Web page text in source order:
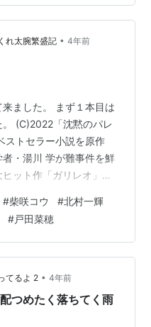
りだと思いますが、気
動画を探してみてくだ
探す無料サイトで探す場
で探す Veohで探す パ
れ太腕繁盛記 • 4年前
ました。 まず１本目は
。 (C)2022「沈黙のパレ
ストセラー小説を原作
・湯川 学が難事件を鮮
ット作「ガリレオ」シ
された。 警視庁捜査一
疑者は、湯川の大学時
かつて担当した少女殺害
男だった。 男は今回も黙
、女子高生が住んでい
#柴咲コウ #北村一輝
#戸田菜穂
てるよ 2 • 4年前
つめたく落ちてく雨